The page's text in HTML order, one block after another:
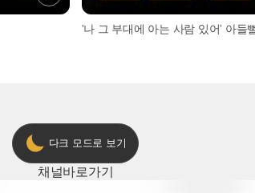
'나 그 부대에 아는 사람 있어' 아들
다크 모드로 보기
채널바로가기